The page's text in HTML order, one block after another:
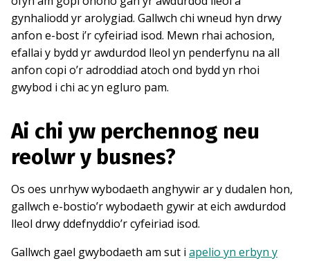
gynhaliodd yr arolygiad. Gallwch chi wneud hyn drwy
anfon e-bost i’r cyfeiriad isod. Mewn rhai achosion,
efallai y bydd yr awdurdod lleol yn penderfynu na all
anfon copi o’r adroddiad atoch ond bydd yn rhoi
gwybod i chi ac yn egluro pam.
Ai chi yw perchennog neu
reolwr y busnes?
Os oes unrhyw wybodaeth anghywir ar y dudalen hon,
gallwch e-bostio’r wybodaeth gywir at eich awdurdod
lleol drwy ddefnyddio’r cyfeiriad isod.
Gallwch gael gwybodaeth am sut i apelio yn erbyn y